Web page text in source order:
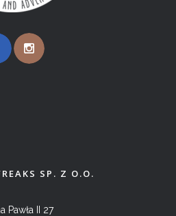
SP. Z O.O.
Pawła II 27